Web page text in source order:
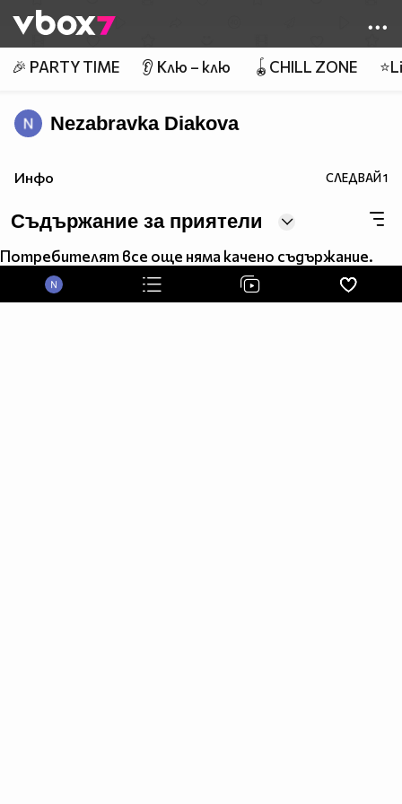
👾
🎉 PARTY TIME 👂 Клю – клю 🪀CHILL ZONE
Nezabravka Diakova
Инфо СЛЕДВАЙ1
Съдържание за приятели
Потребителят все още няма качено съдържание.